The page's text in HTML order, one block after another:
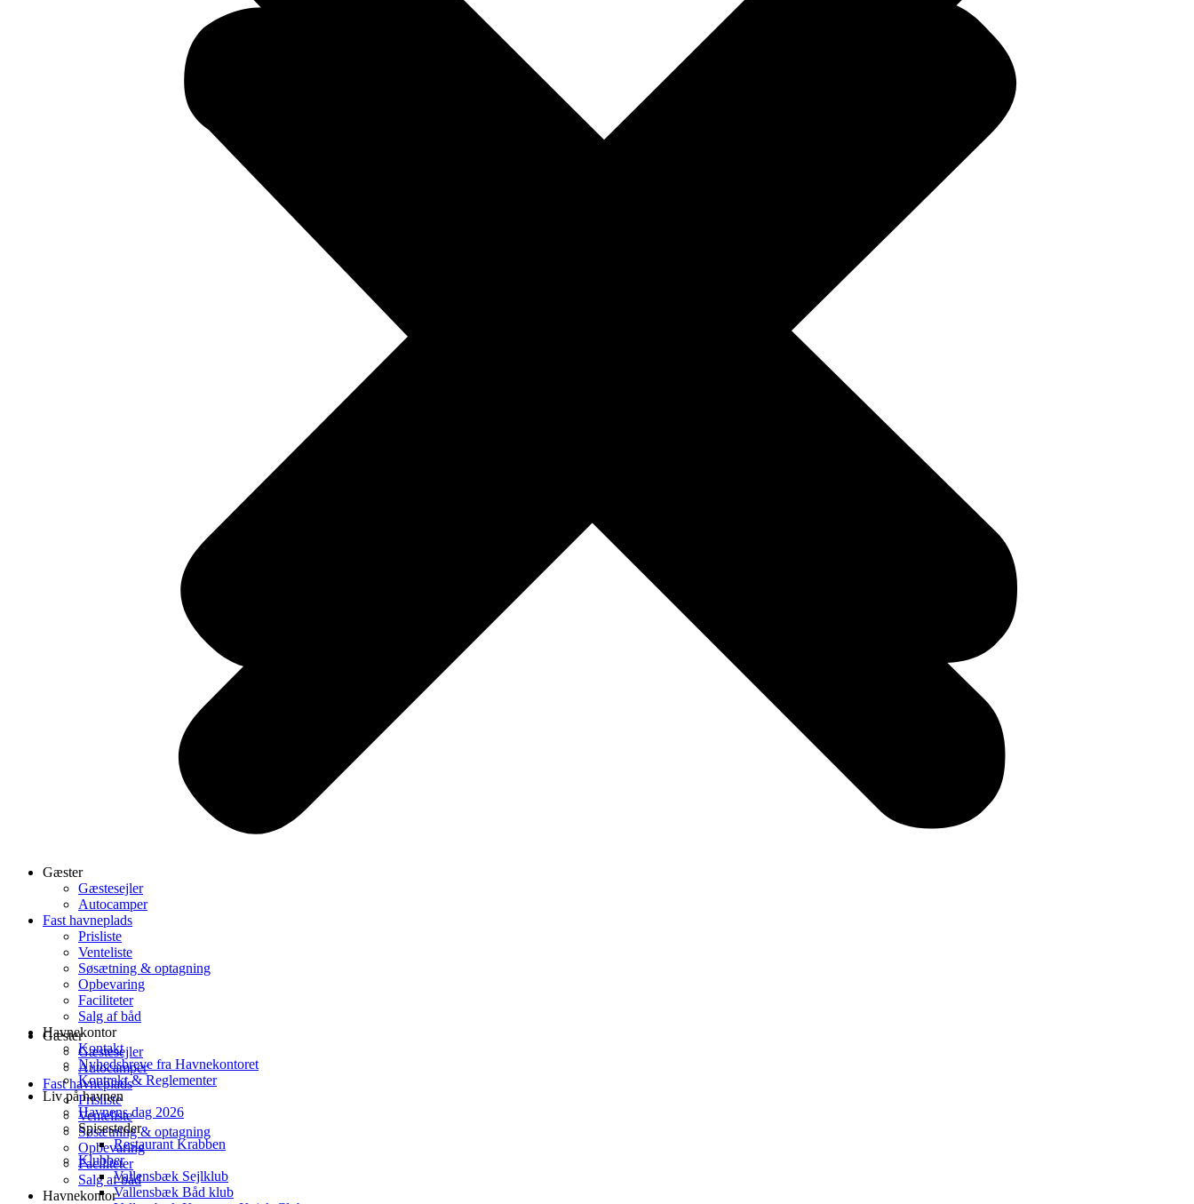
Gæster
Gæstesejler
Autocamper
Fast havneplads
Prisliste
Venteliste
Søsætning & optagning
Opbevaring
Faciliteter
Salg af båd
Havnekontor
Kontakt
Nyhedsbreve fra Havnekontoret
Kontrakt & Reglementer
Liv på havnen
Havnens dag 2026
Spisesteder
Restaurant Krabben
Klubber
Vallensbæk Sejlklub
Vallensbæk Båd klub
Gæster
Gæstesejler
Autocamper
Fast havneplads
Prisliste
Venteliste
Søsætning & optagning
Opbevaring
Faciliteter
Salg af båd
Havnekontor